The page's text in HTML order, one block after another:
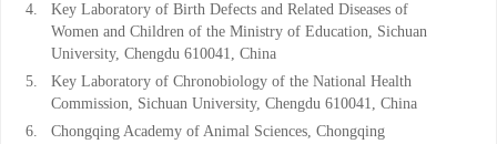
4.
Key Laboratory of Birth Defects and Related Diseases of
Women and Children of the Ministry of Education, Sichuan
University, Chengdu 610041, China
5.
Key Laboratory of Chronobiology of the National Health
Commission, Sichuan University, Chengdu 610041, China
6.
Chongqing Academy of Animal Sciences, Chongqing